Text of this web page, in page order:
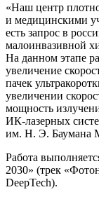
«Наш центр
и медицинскими
есть запрос в
малоинвазивной
На данном этапе
увеличение
пачек
увеличении
мощность
ИК-лазерных
им. Н. Э. Баумана
Работа
2030» (трек
DeepTech).